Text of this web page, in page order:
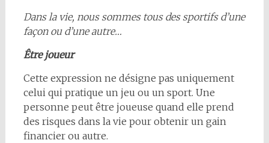
Dans la vie, nous sommes tous des sportifs d’une
façon ou d’une autre…
Être joueur
Cette expression ne désigne pas uniquement
celui qui pratique un jeu ou un sport. Une
personne peut être joueuse quand elle prend
des risques dans la vie pour obtenir un gain
financier ou autre.